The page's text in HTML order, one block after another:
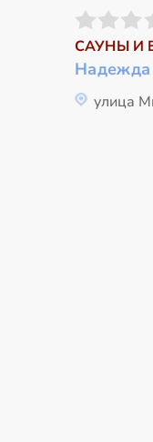
САУНЫ И
Надежда
улица